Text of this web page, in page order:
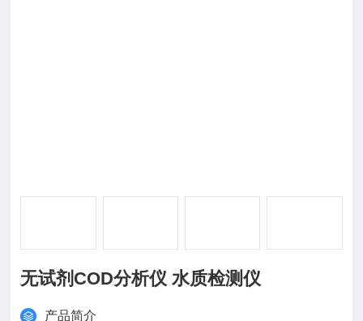
无试剂COD分析仪 水质检测仪
产品简介